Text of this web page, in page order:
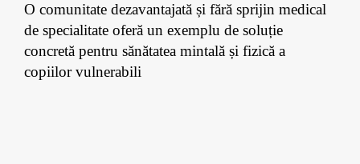
O comunitate dezavantajată și fără sprijin medical
de specialitate oferă un exemplu de soluție
concretă pentru sănătatea mintală și fizică a
copiilor vulnerabili